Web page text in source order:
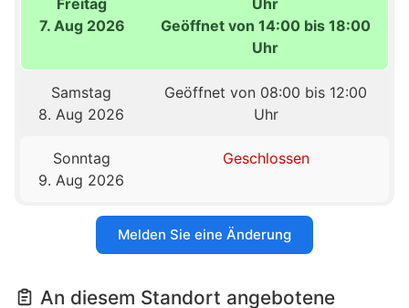
Freitag
7. Aug 2026
Uhr
Geöffnet von 14:00 bis 18:00
Uhr
Samstag
8. Aug 2026
Geöffnet von 08:00 bis 12:00
Uhr
Sonntag
9. Aug 2026
Geschlossen
Melden Sie eine Änderung
An diesem Standort angebotene